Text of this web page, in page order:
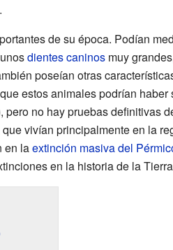
de su época. Podían
dientes caninosmuy
poseían otras
estos animales podrían haber
pero no hay pruebas definitivas
vivían principalmente en la
en laextinción masiva del
en la historia de la